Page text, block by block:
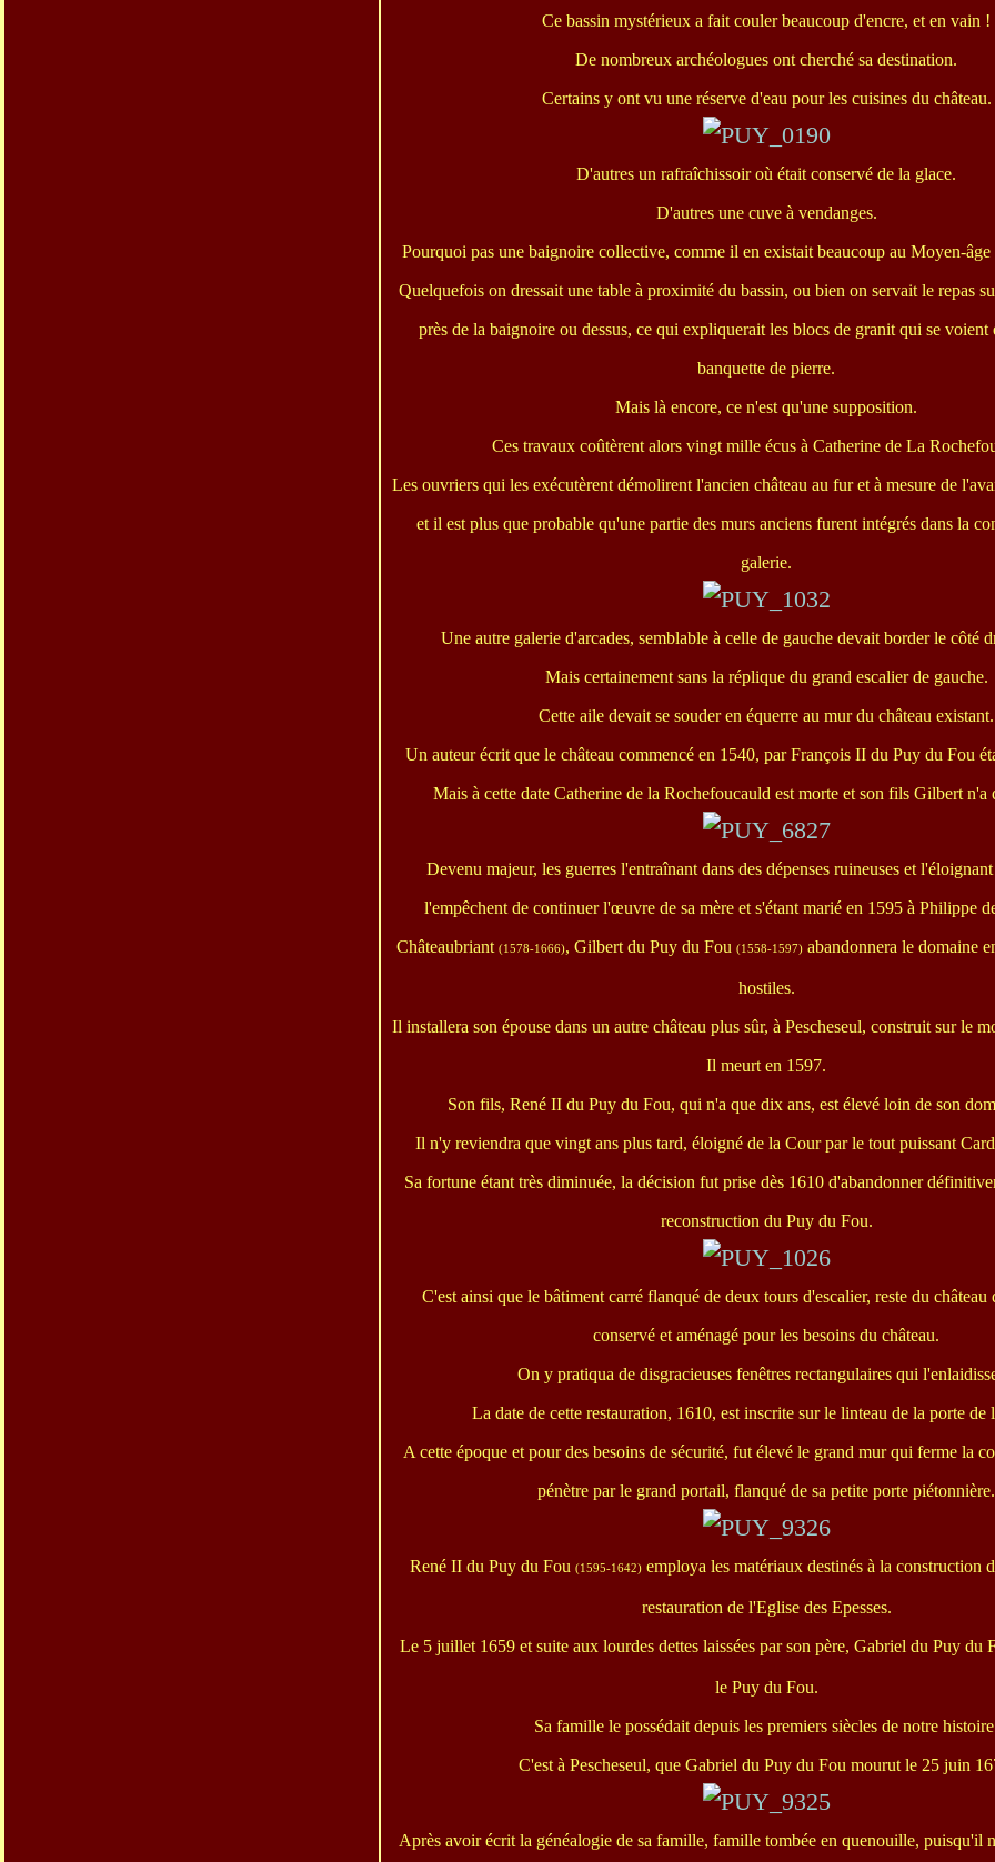
Ce bassin mystérieux a fait couler beaucoup d'encre, et en vain !
De nombreux archéologues ont cherché sa destination.
Certains y ont vu une réserve d'eau pour les cuisines du château.
D'autres un rafraîchissoir où était conservé de la glace.
D'autres une cuve à vendanges.
Pourquoi pas une baignoire collective, comme il en existait beaucoup au Moyen-âge
Quelquefois on dressait une table à proximité du bassin, ou bien on servait le repas
près de la baignoire ou dessus, ce qui expliquerait les blocs de granit qui se voient
banquette de pierre.
Mais là encore, ce n'est qu'une supposition.
Ces travaux coûtèrent alors vingt mille écus à Catherine de La
Les ouvriers qui les exécutèrent démolirent l'ancien château au fur et à mesure de
et il est plus que probable qu'une partie des murs anciens furent intégrés dans la
galerie.
Une autre galerie d'arcades, semblable à celle de gauche devait border le côté
Mais certainement sans la réplique du grand escalier de gauche.
Cette aile devait se souder en équerre au mur du château existant.
Un auteur écrit que le château commencé en 1540, par François II du Puy du Fou
Mais à cette date Catherine de la Rochefoucauld est morte et son fils Gilbert n'a
Devenu majeur, les guerres l'entraînant dans des dépenses ruineuses et
l'empêchent de continuer l'œuvre de sa mère et s'étant marié en 1595 à Philippe
Châteaubriant (1578-1666), Gilbert du Puy du Fou (1558-1597) abandonnera le domaine
hostiles.
Il installera son épouse dans un autre château plus sûr, à Pescheseul, construit sur le
Il meurt en 1597.
Son fils, René II du Puy du Fou, qui n'a que dix ans, est élevé loin de son
Il n'y reviendra que vingt ans plus tard, éloigné de la Cour par le tout puissant
Sa fortune étant très diminuée, la décision fut prise dès 1610 d'abandonner
reconstruction du Puy du Fou.
C'est ainsi que le bâtiment carré flanqué de deux tours d'escalier, reste du
conservé et aménagé pour les besoins du château.
On y pratiqua de disgracieuses fenêtres rectangulaires qui
La date de cette restauration, 1610, est inscrite sur le linteau de la porte de
A cette époque et pour des besoins de sécurité, fut élevé le grand mur qui ferme la
pénètre par le grand portail, flanqué de sa petite porte piétonnière.
René II du Puy du Fou (1595-1642) employa les matériaux destinés à la construction
restauration de l'Eglise des Epesses.
Le 5 juillet 1659 et suite aux lourdes dettes laissées par son père, Gabriel du Puy du
le Puy du Fou.
Sa famille le possédait depuis les premiers siècles de notre
C'est à Pescheseul, que Gabriel du Puy du Fou mourut le 25 juin
Après avoir écrit la généalogie de sa famille, famille tombée en quenouille, puisqu'il